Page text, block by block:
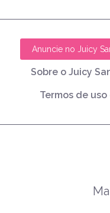
Anuncie no Juicy
Sobre o Juicy
Termos de